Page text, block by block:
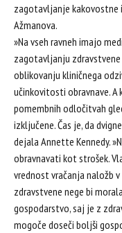
zagotavljanje kakovostne
Ažmanova.
»Na vseh ravneh imajo
zagotavljanju
oblikovanju kliničnega
učinkovitosti obravnave.
pomembnih odločitvah
izključene. Čas je, da
dejala Annette Kennedy.
obravnavati kot strošek.
vrednost vračanja naložb
zdravstvene nege bi
gospodarstvo, saj je z
mogoče doseči boljši